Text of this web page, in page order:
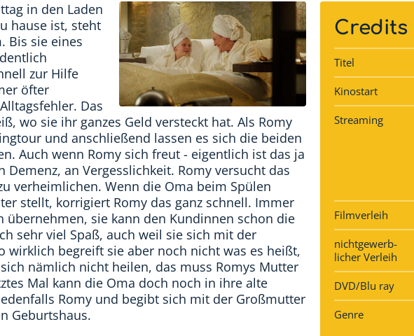
in den Laden
hause ist, steht
Bis sie eines
zur Hilfe
öfter
Das
wo sie ihr ganzes Geld versteckt hat. Als Romy
und anschließend lassen es sich die beiden
Auch wenn Romy sich freut - eigentlich ist das ja
an Vergesslichkeit. Romy versucht das
verheimlichen. Wenn die Oma beim Spülen
stellt, korrigiert Romy das ganz schnell. Immer
übernehmen, sie kann den Kundinnen schon die
sehr viel Spaß, auch weil sie sich mit der
wirklich begreift sie aber noch nicht was es heißt,
nämlich nicht heilen, das muss Romys Mutter
Mal kann die Oma doch noch in ihre alte
Romy und begibt sich mit der Großmutter
Geburtshaus.
Credits
Titel
Kinostart
Streaming
Filmverleih
nichtgewerb­
licher Verleih
DVD/Blu ray
Genre